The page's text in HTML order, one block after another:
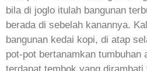
bila di joglo itulah bangunan
berada di sebelah kanannya.
bangunan kedai kopi, di atap
pot-pot bertanamkan tumbuhan